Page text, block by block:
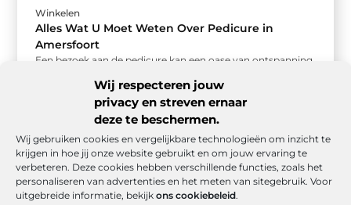
Wij respecteren jouw
privacy en streven ernaar
deze te beschermen.
Wij gebruiken cookies en vergelijkbare technologieën om inzicht te
krijgen in hoe jij onze website gebruikt en om jouw ervaring te
verbeteren. Deze cookies hebben verschillende functies, zoals het
personaliseren van advertenties en het meten van sitegebruik. Voor
uitgebreide informatie, bekijk ons cookiebeleid.
Winkelen
Alles Wat U Moet Weten Over Pedicure in
Amersfoort
Een bezoek aan de pedicure kan een oase van ontspanning